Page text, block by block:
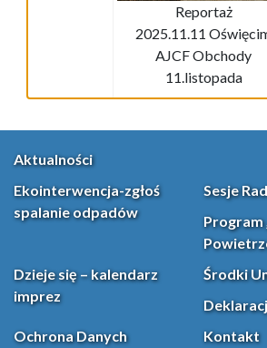
Reportaż
2025.11.11
AJCF Obchody
11.listopada
Aktualności
Ekointerwencja-zgłoś
spalanie odpadów
Sesje
Program
Dzieje się – kalendarz
imprez
Środki
Ochrona Danych
Kontakt